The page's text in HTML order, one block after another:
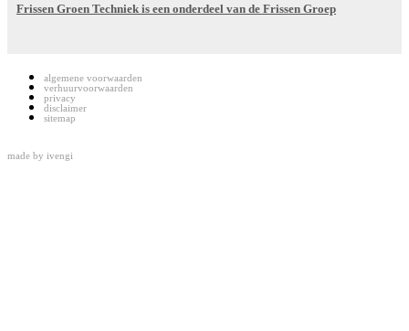
Frissen Groen Techniek is een onderdeel van de Frissen Groep
algemene voorwaarden
verhuurvoorwaarden
privacy
disclaimer
sitemap
made by ivengi